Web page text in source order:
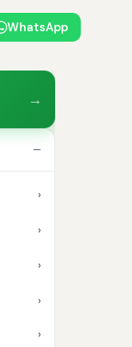
WhatsApp
→
−
›
›
›
›
›